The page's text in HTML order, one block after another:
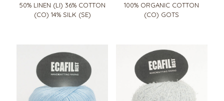
50% LINEN (LI) 36% COTTON
(CO) 14% SILK (SE)
100% ORGANIC COTTON
(CO) GOTS